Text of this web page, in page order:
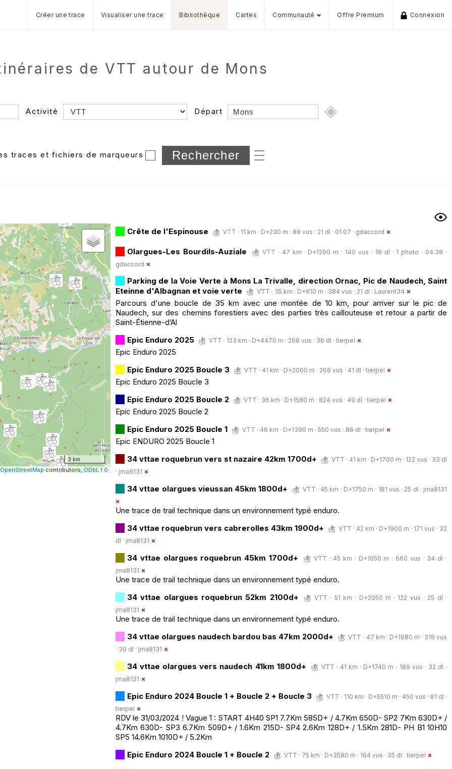
Créer une trace Visualiser une trace Bibliothèque Cartes Communauté Offre Premium Connexion
de VTT autour de Mons
Activité Départ
Dossier
et sous-dossiers
traces et fichiers de marqueurs
3 km
OpenStreetMap contributors, ODbL 1.0
Crête de l'Espinouse VTT · 11 km · D+230 m · 88 vus · 21 dl · 01:07 · gdaccord
Olargues-Les Bourdils-Auziale
VTT · 47 km · D+1260 m · 140 vus · 18 dl · 1 photo · 04:38 ·
gdaccord
Parking de la Voie Verte à Mons La Trivalle, direction Ornac, Pic de Naudech, Saint
Eteinne d'Albagnan et voie verte
VTT · 35 km · D+810 m · 384 vus · 21 dl · Laurent34
Parcours d'une boucle de 35 km avec une montée de 10 km, pour arriver sur le pic de
Naudech, sur des chemins forestiers avec des parties très caillouteuse et retour a partir de
Saint-Étienne-d’Al
Epic Enduro 2025
VTT · 123 km · D+4470 m · 268 vus · 36 dl · tierpel
Epic Enduro 2025
Epic Enduro 2025 Boucle 3
VTT · 41 km · D+2060 m · 268 vus · 41 dl · tierpel
Epic Enduro 2025 Boucle 3
Epic Enduro 2025 Boucle 2
VTT · 36 km · D+1580 m · 824 vus · 49 dl · tierpel
Epic Enduro 2025 Boucle 2
Epic Enduro 2025 Boucle 1
VTT · 46 km · D+1390 m · 550 vus · 86 dl · tierpel
Epic ENDURO 2025 Boucle 1
34 vttae roquebrun vers st nazaire 42km 1700d+
VTT · 41 km · D+1700 m · 122 vus · 33 dl
· jma8131
34 vttae olargues vieussan 45km 1800d+ VTT · 45 km · D+1750 m · 181 vus · 25 dl · jma8131
Une trace de trail technique dans un environnement typé enduro.
34 vttae roquebrun vers cabrerolles 43km 1900d+
VTT · 42 km · D+1900 m · 171 vus · 32
dl · jma8131
34 vttae olargues roquebrun 45km 1700d+
VTT · 45 km · D+1650 m · 660 vus · 34 dl ·
jma8131
Une trace de trail technique dans un environnement typé enduro.
34 vttae olargues roquebrun 52km 2100d+
VTT · 51 km · D+2050 m · 122 vus · 25 dl ·
jma8131
Une trace de trail technique dans un environnement typé enduro.
34 vttae olargues naudech bardou bas 47km 2000d+
VTT · 47 km · D+1980 m · 318 vus
· 30 dl · jma8131
34 vttae olargues vers naudech 41km 1800d+
VTT · 41 km · D+1740 m · 189 vus · 32 dl ·
jma8131
Epic Enduro 2024 Boucle 1 + Boucle 2 + Boucle 3
VTT · 110 km · D+5510 m · 450 vus · 81 dl ·
tierpel
RDV le 31/03/2024 ! Vague 1 : START 4H40 SP1 7.7Km 585D+ / 4.7Km 650D- SP2 7Km 630D+ /
4.7Km 630D- SP3 6.7Km 509D+ / 1.6Km 215D- SP4 2.6Km 128D+ / 1.5Km 281D- PH B1 10H10
SP5 14.6Km 1010D+ / 5.2Km
Epic Enduro 2024 Boucle 1 + Boucle 2
VTT · 75 km · D+3580 m · 164 vus · 35 dl · tierpel